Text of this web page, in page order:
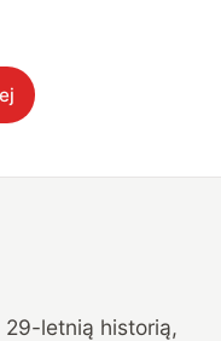
29-letnią historią,